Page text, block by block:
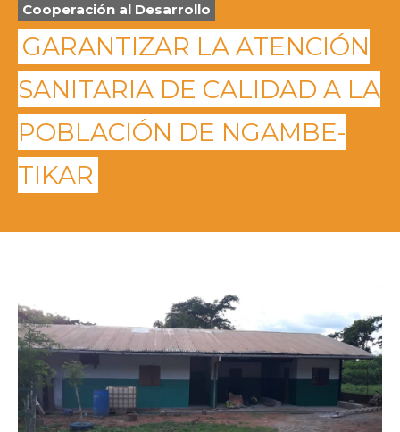
Cooperación al Desarrollo
GARANTIZAR LA ATENCIÓN
SANITARIA DE CALIDAD A LA
POBLACIÓN DE NGAMBE-
TIKAR